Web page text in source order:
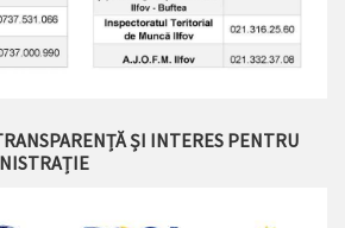
ȘI INTERES PENTRU